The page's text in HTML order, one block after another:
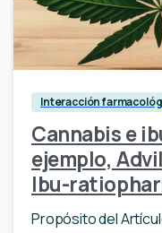
Interacción
Cannabis e
ejemplo,
Ibu-
Propósito del